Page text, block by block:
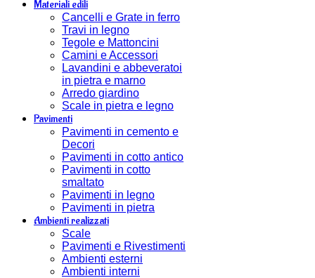
Materiali edili
Cancelli e Grate in ferro
Travi in legno
Tegole e Mattoncini
Camini e Accessori
Lavandini e abbeveratoi
in pietra e marno
Arredo giardino
Scale in pietra e legno
Pavimenti
Pavimenti in cemento e
Decori
Pavimenti in cotto antico
Pavimenti in cotto
smaltato
Pavimenti in legno
Pavimenti in pietra
Ambienti realizzati
Scale
Pavimenti e Rivestimenti
Ambienti esterni
Ambienti interni